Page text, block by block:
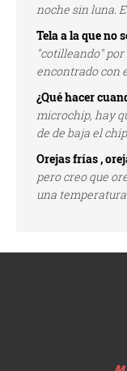
noche sin luna.
Tela a la que no
"cotilleando"
encontrado con
¿Qué hacer
microchip, hay
de de baja el
Orejas frías ,
pero creo que
una temperatura